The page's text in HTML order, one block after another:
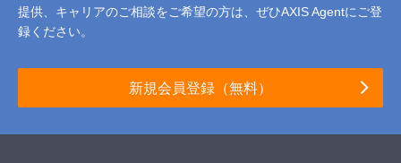
提供、キャリアのご相談をご希望の方は、ぜひAXIS Agentにご登
録ください。
新規会員登録（無料）